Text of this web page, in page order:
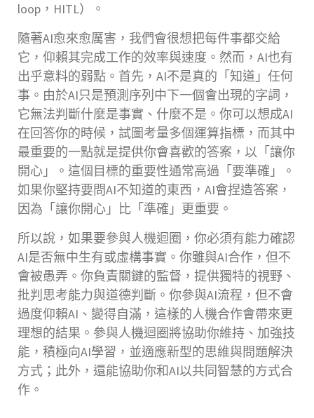
loop，HITL）。
隨著AI愈來愈厲害，我們會很想把每件事都交給
它，仰賴其完成工作的效率與速度。然而，AI也有
出乎意料的弱點。首先，AI不是真的「知道」任何
事。由於AI只是預測序列中下一個會出現的字詞，
它無法判斷什麼是事實、什麼不是。你可以想成AI
在回答你的時候，試圖考量多個運算指標，而其中
最重要的一點就是提供你會喜歡的答案，以「讓你
開心」。這個目標的重要性通常高過「要準確」。
如果你堅持要問AI不知道的東西，AI會捏造答案，
因為「讓你開心」比「準確」更重要。
所以說，如果要參與人機迴圈，你必須有能力確認
AI是否無中生有或虛構事實。你雖與AI合作，但不
會被愚弄。你負責關鍵的監督，提供獨特的視野、
批判思考能力與道德判斷。你參與AI流程，但不會
過度仰賴AI、變得自滿，這樣的人機合作會帶來更
理想的結果。參與人機迴圈將協助你維持、加強技
能，積極向AI學習，並適應新型的思維與問題解決
方式；此外，還能協助你和AI以共同智慧的方式合
作。